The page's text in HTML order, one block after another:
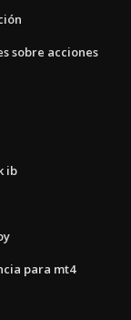
sobre acciones
ib
para mt4